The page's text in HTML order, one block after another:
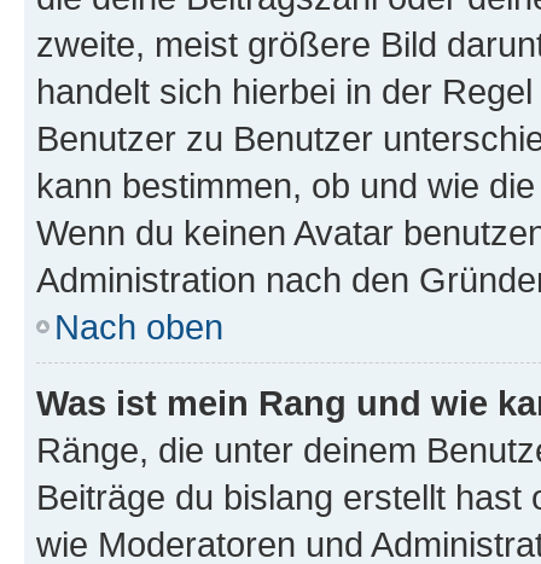
zweite, meist größere Bild
handelt sich hierbei in der
Benutzer zu Benutzer
kann bestimmen, ob und wie
Wenn du keinen Avatar
Administration nach den
Nach oben
Was ist mein Rang und wie
Ränge, die unter deinem
Beiträge du bislang erstellt
wie Moderatoren und